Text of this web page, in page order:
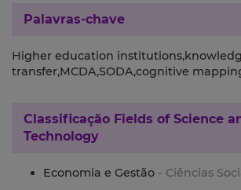
Palavras-chave
Higher education
transfer,MCDA,SODA,cognitive
Classificação Fields of Science
Technology
Economia e Gestão - Ciências